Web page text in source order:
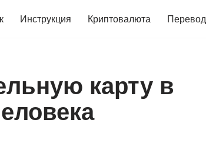
Инструкция Криптовалюта Перевод
карту в